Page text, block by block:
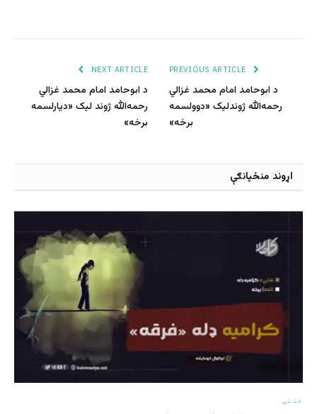
د ابوحامد امام محمد غزالي
رحمه‌الله ژوندلیک «دوولسمه
برخه»
NEXT ARTICLE
د ابوحامد امام محمد غزالي
رحمه‌الله ژوند لیک «دیارلسمه
برخه»
اړوند منځپانګې
فتنې